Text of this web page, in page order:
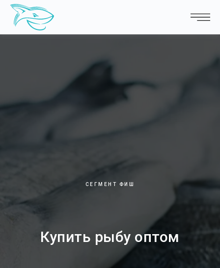
СЕГМЕНТ ФИШ
Купить рыбу оптом